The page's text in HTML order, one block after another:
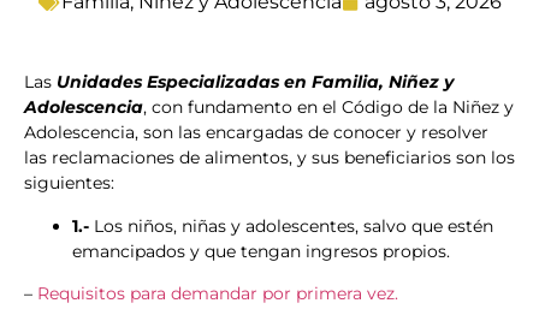
Las Unidades Especializadas en Familia, Niñez y
Adolescencia, con fundamento en el Código de la Niñez y
Adolescencia, son las encargadas de conocer y resolver
las reclamaciones de alimentos, y sus beneficiarios son los
siguientes:
1.- Los niños, niñas y adolescentes, salvo que estén
emancipados y que tengan ingresos propios.
– Requisitos para demandar por primera vez.